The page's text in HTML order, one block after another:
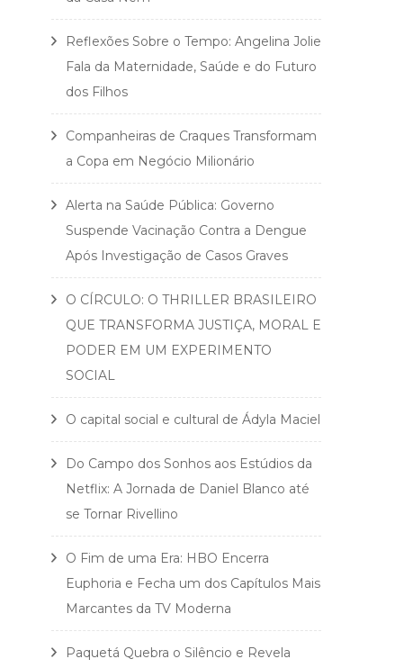
Reflexões Sobre o Tempo: Angelina Jolie
Fala da Maternidade, Saúde e do Futuro
dos Filhos
Companheiras de Craques Transformam
a Copa em Negócio Milionário
Alerta na Saúde Pública: Governo
Suspende Vacinação Contra a Dengue
Após Investigação de Casos Graves
O CÍRCULO: O THRILLER BRASILEIRO
QUE TRANSFORMA JUSTIÇA, MORAL E
PODER EM UM EXPERIMENTO
SOCIAL
O capital social e cultural de Ádyla Maciel
Do Campo dos Sonhos aos Estúdios da
Netflix: A Jornada de Daniel Blanco até
se Tornar Rivellino
O Fim de uma Era: HBO Encerra
Euphoria e Fecha um dos Capítulos Mais
Marcantes da TV Moderna
Paquetá Quebra o Silêncio e Revela